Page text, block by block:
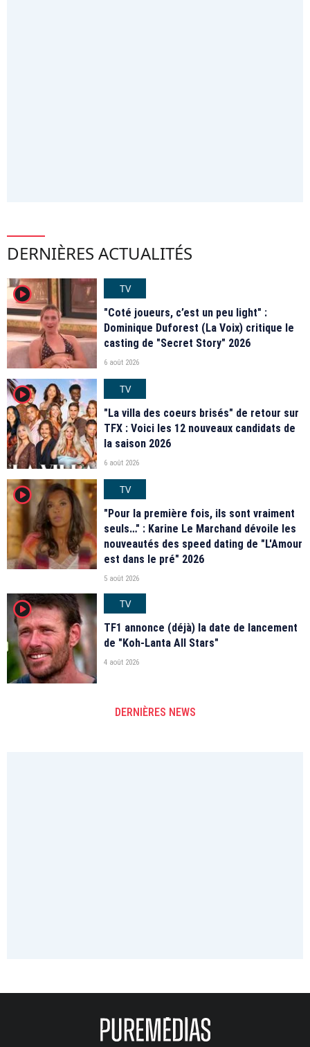
DERNIÈRES ACTUALITÉS
player2
TV
"Coté joueurs, c’est un peu light" :
Dominique Duforest (La Voix) critique le
casting de "Secret Story" 2026
6 août 2026
player2
TV
"La villa des coeurs brisés" de retour sur
TFX : Voici les 12 nouveaux candidats de
la saison 2026
6 août 2026
player2
TV
"Pour la première fois, ils sont vraiment
seuls…" : Karine Le Marchand dévoile les
nouveautés des speed dating de "L'Amour
est dans le pré" 2026
5 août 2026
player2
TV
TF1 annonce (déjà) la date de lancement
de "Koh-Lanta All Stars"
4 août 2026
DERNIÈRES NEWS